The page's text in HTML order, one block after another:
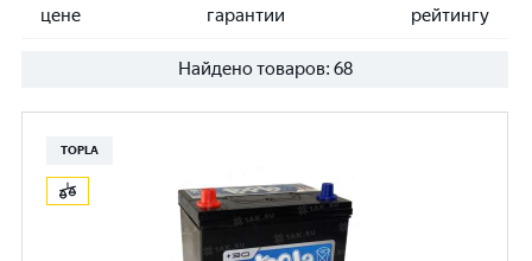
цене гарантии рейтингу
Найдено товаров: 68
TOPLA